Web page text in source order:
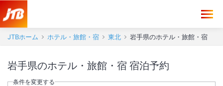
JTBホーム ホテル・旅館・宿 東北 岩手県のホテル・旅館・宿
岩手県のホテル・旅館・宿 宿泊予約
条件を変更する